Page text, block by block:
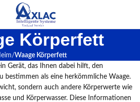
Körperfett
Waage Körperfett
Gerät, das Ihnen dabei hilft, den
bestimmen als eine herkömmliche Waage.
sondern auch andere Körperwerte wie
und Körperwasser. Diese Informationen